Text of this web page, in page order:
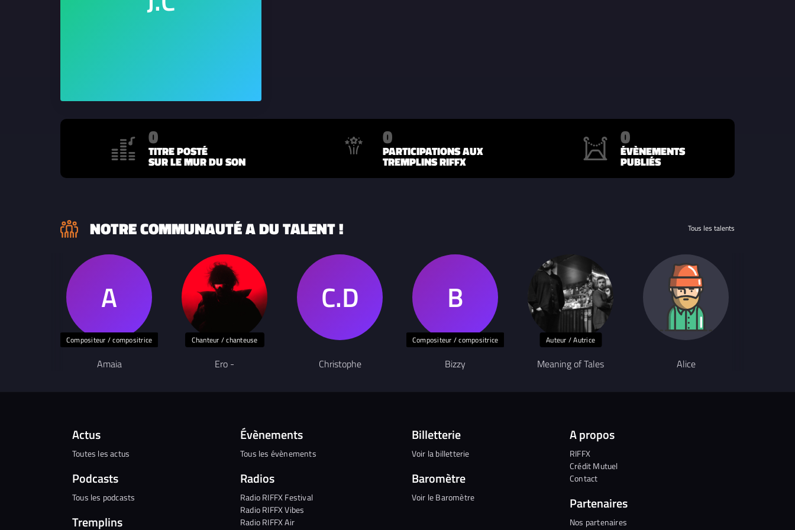
0
TITRE POSTÉ
SUR LE MUR DU SON
0
PARTICIPATIONS AUX
TREMPLINS RIFFX
0
ÉVÈNEMENTS
PUBLIÉS
NOTRE COMMUNAUTÉ A DU TALENT ! Tous les talents
Compositeur / compositrice
Amaia
Chanteur / chanteuse
Ero - Christophe
Compositeur / compositrice
Bizzy
Auteur / Autrice
Meaning of Tales Alice
Actus
Toutes les actus
Podcasts
Tous les podcasts
Tremplins
Évènements
Tous les évènements
Radios
Radio RIFFX Festival
Radio RIFFX Vibes
Radio RIFFX Air
Billetterie
Voir la billetterie
Baromètre
Voir le Baromètre
A propos
RIFFX
Crédit Mutuel
Contact
Partenaires
Nos partenaires